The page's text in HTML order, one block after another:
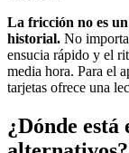
La fricción no es
historial. No
ensucia rápido y el
media hora. Para el
tarjetas ofrece una
¿Dónde